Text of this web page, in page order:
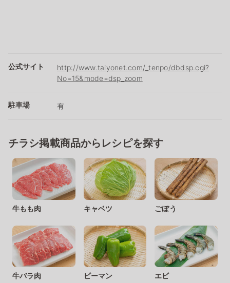
公式サイト
http://www.taiyonet.com/_tenpo/dbdsp.cgi?
No=15&mode=dsp_zoom
駐車場 有
チラシ掲載商品からレシピを探す
牛もも肉 キャベツ ごぼう
牛バラ肉 ピーマン エビ